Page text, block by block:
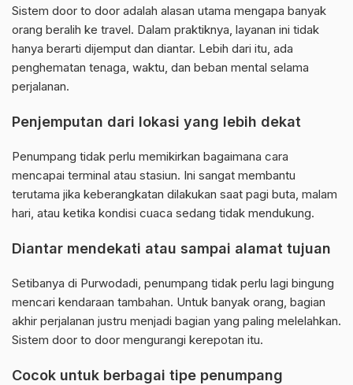
Sistem door to door adalah alasan utama mengapa banyak
orang beralih ke travel. Dalam praktiknya, layanan ini tidak
hanya berarti dijemput dan diantar. Lebih dari itu, ada
penghematan tenaga, waktu, dan beban mental selama
perjalanan.
Penjemputan dari lokasi yang lebih dekat
Penumpang tidak perlu memikirkan bagaimana cara
mencapai terminal atau stasiun. Ini sangat membantu
terutama jika keberangkatan dilakukan saat pagi buta, malam
hari, atau ketika kondisi cuaca sedang tidak mendukung.
Diantar mendekati atau sampai alamat tujuan
Setibanya di Purwodadi, penumpang tidak perlu lagi bingung
mencari kendaraan tambahan. Untuk banyak orang, bagian
akhir perjalanan justru menjadi bagian yang paling melelahkan.
Sistem door to door mengurangi kerepotan itu.
Cocok untuk berbagai tipe penumpang